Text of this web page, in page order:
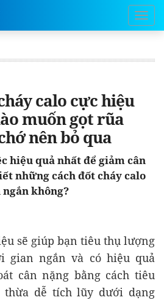
calo cực hiệu
muốn gọt rũa
nên bỏ qua
hiệu quả nhất để giảm cân
những cách đốt cháy calo
không?
sẽ giúp bạn tiêu thụ lượng
gian ngắn và có hiệu quả
cân nặng bằng cách tiêu
dễ tích lũy dưới dạng